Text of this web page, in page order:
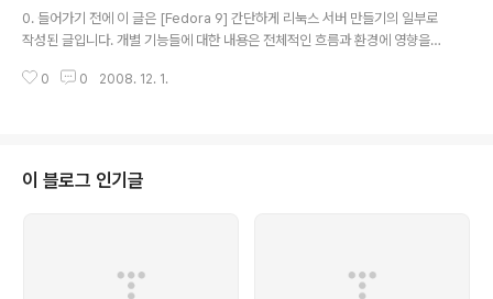
a/smb.conf // [global] 수정 // 작업그룹 설정 workgroup = wiz.pe.kr..
0. 들어가기 전에 이 글은 [Fedora 9] 간단하게 리눅스 서버 만들기의 일부로
작성된 글입니다. 개별 기능들에 대한 내용은 전체적인 흐름과 환경에 영향을
스템 (Fedora Core 9 + Apache + PHP + MySQL + fastCGI + Textc
extcube 1.7.5 Trac ..
0 0 2008. 12. 1.
이 블로그 인기글